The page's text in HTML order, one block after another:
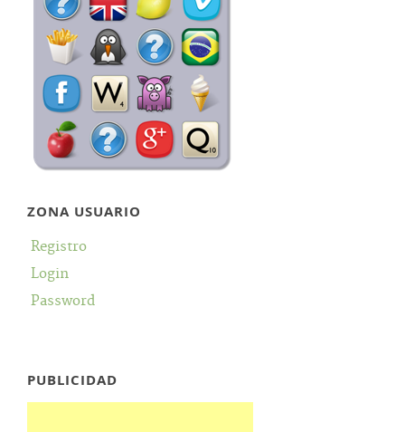
ZONA USUARIO
Registro
Login
Password
PUBLICIDAD